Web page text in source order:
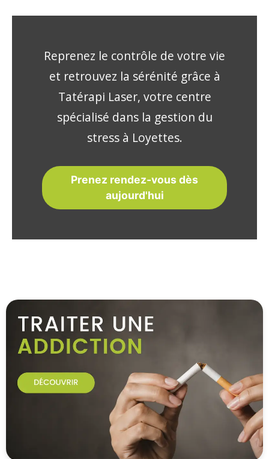
Reprenez le contrôle de votre vie
et retrouvez la sérénité grâce à
Tatérapi Laser, votre centre
spécialisé dans la gestion du
stress à Loyettes.
Prenez rendez-vous dès
aujourd'hui